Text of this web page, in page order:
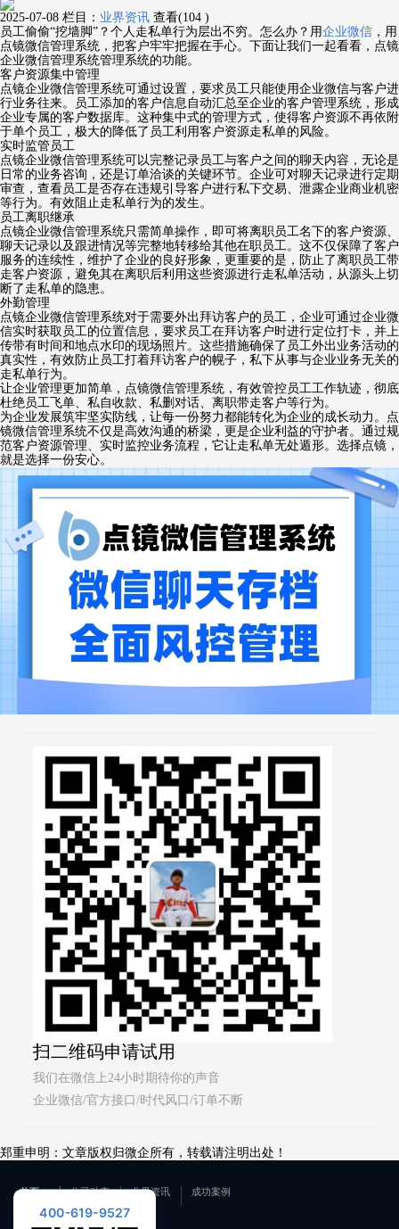
2025-07-08 栏目： 业界资讯 查看(104 )
员工偷偷“挖墙脚”？个人走私单行为层出不穷。怎么办？用企业微信 ，用
点镜微信管理系统，把客户牢牢把握在手心。下面让我们一起看看，点镜
企业微信管理系统管理系统的功能。
客户资源集中管理
点镜企业微信管理系统可通过设置，要求员工只能使用企业微信与客户进
行业务往来。员工添加的客户信息自动汇总至企业的客户管理系统，形成
企业专属的客户数据库。这种集中式的管理方式，使得客户资源不再依附
于单个员工，极大的降低了员工利用客户资源走私单的风险。
实时监管员工
点镜企业微信管理系统可以完整记录员工与客户之间的聊天内容，无论是
日常的业务咨询，还是订单洽谈的关键环节。企业可对聊天记录进行定期
审查，查看员工是否存在违规引导客户进行私下交易、泄露企业商业机密
等行为。有效阻止走私单行为的发生。
员工离职继承
点镜企业微信管理系统只需简单操作，即可将离职员工名下的客户资源、
聊天记录以及跟进情况等完整地转移给其他在职员工。这不仅保障了客户
服务的连续性，维护了企业的良好形象，更重要的是，防止了离职员工带
走客户资源，避免其在离职后利用这些资源进行走私单活动，从源头上切
断了走私单的隐患。
外勤管理
点镜企业微信管理系统对于需要外出拜访客户的员工，企业可通过企业微
信实时获取员工的位置信息，要求员工在拜访客户时进行定位打卡，并上
传带有时间和地点水印的现场照片。这些措施确保了员工外出业务活动的
真实性，有效防止员工打着拜访客户的幌子，私下从事与企业业务无关的
走私单行为。
让企业管理更加简单， 点镜微信管理系统，有效管控员工工作轨迹，彻底
杜绝员工飞单、私自收款、私删对话、离职带走客户等行为。
为企业发展筑牢坚实防线，让每一份努力都能转化为企业的成长动力。
点
镜微信管理系统不仅是高效沟通的桥梁，更是企业利益的守护者。通过规
范客户资源管理、实时监控业务流程，它让走私单无处遁形。选择点镜，
就是选择一份安心。
扫二维码申请试用
我们在微信上24小时期待你的声音
企业微信/官方接口/时代风口/订单不断
郑重申明：文章版权归微企所有，转载请注明出处！
首页 公司动态 业界资讯 成功案例
400-619-9527